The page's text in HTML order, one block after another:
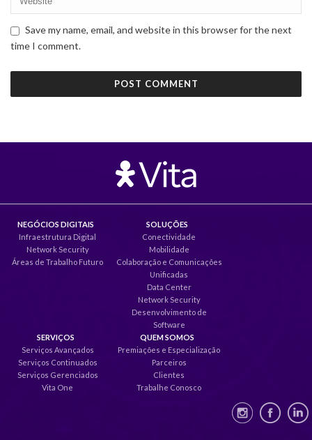
Save my name, email, and website in this browser for the next
time I comment.
NEGÓCIOS DIGITAIS
Infraestrutura Digital
Network Security
Áreas de Trabalho Futuro
SOLUÇÕES
Conectividade
Mobilidade
Colaboração e Comunicações
Unificadas
Data Center
Network Security
Desenvolvimento de
Software
SERVIÇOS
Serviços Avançados
Serviços Continuados
Serviços Gerenciados
Vita One
QUEM SOMOS
Premiações e Especialização
Parceiros
Clientes
Trabalhe Conosco